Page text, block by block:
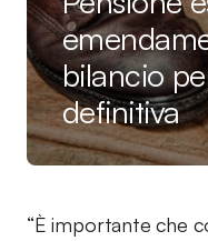
bilancio
definitiva
“È importante che